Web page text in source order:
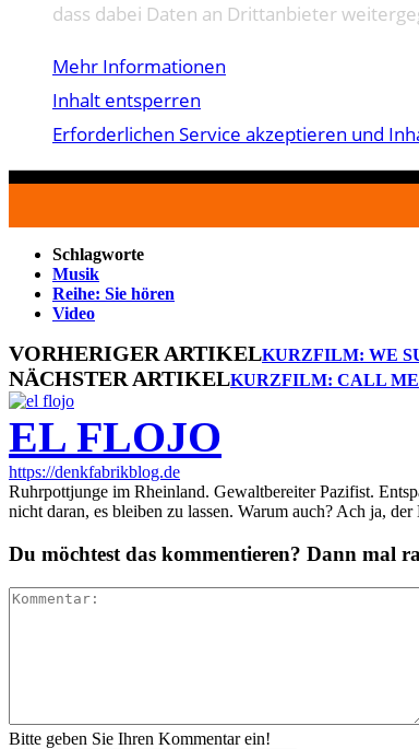
dass dabei Daten an Drittanbieter
Mehr Informationen
Inhalt entsperren
Erforderlichen Service akzeptieren und
Schlagworte
Musik
Reihe: Sie hören
Video
VORHERIGER ARTIKELKURZFILM: WE
NÄCHSTER ARTIKELKURZFILM: CALL ME
EL FLOJO
https://denkfabrikblog.de
Ruhrpottjunge im Rheinland. Gewaltbereiter Pazifist.
nicht daran, es bleiben zu lassen. Warum auch? Ach ja,
Du möchtest das kommentieren? Dann mal
Bitte geben Sie Ihren Kommentar ein!